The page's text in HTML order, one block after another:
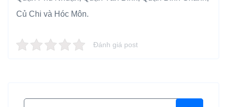
Củ Chi và Hóc Môn.
Đánh giá post